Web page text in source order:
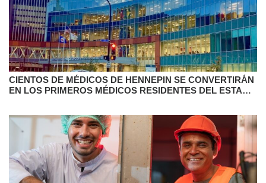
CIENTOS DE MÉDICOS DE HENNEPIN SE CONVERTIRÁN
EN LOS PRIMEROS MÉDICOS RESIDENTES DEL ESTADO